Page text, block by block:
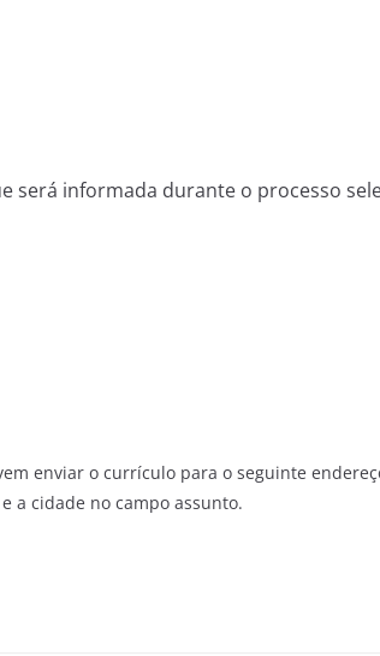
será informada durante o processo
enviar o currículo para o seguinte
a cidade no campo assunto.